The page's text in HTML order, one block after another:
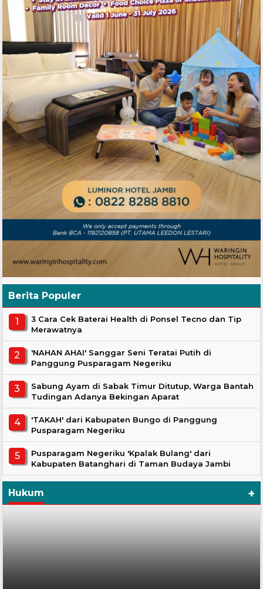
Berita Populer
3 Cara Cek Baterai Health di Ponsel Tecno dan Tip
Merawatnya
'NAHAN AHAI' Sanggar Seni Teratai Putih di
Panggung Pusparagam Negeriku
Sabung Ayam di Sabak Timur Ditutup, Warga Bantah
Tudingan Adanya Bekingan Aparat
'TAKAH' dari Kabupaten Bungo di Panggung
Pusparagam Negeriku
Pusparagam Negeriku 'Kpalak Bulang' dari
Kabupaten Batanghari di Taman Budaya Jambi
Hukum +